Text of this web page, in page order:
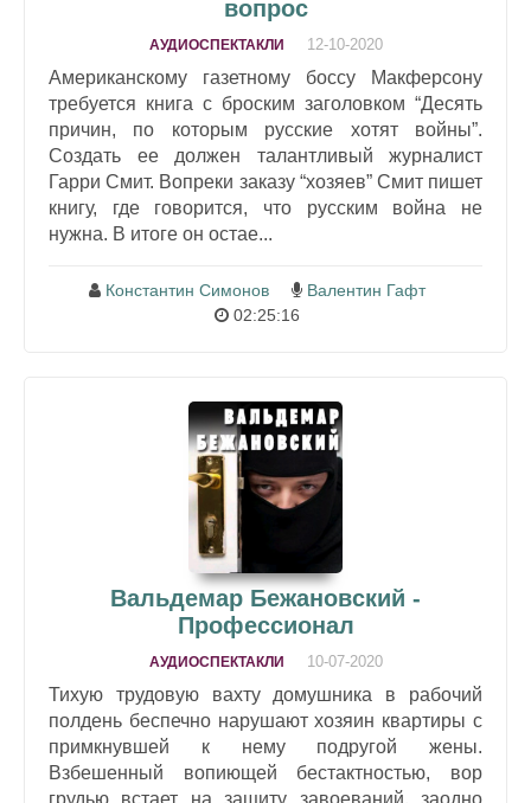
вопрос
АУДИОСПЕКТАКЛИ 12-10-2020
Американскому газетному боссу Макферсону
требуется книга с броским заголовком “Десять
причин, по которым русские хотят войны”.
Создать ее должен талантливый журналист
Гарри Смит. Вопреки заказу “хозяев” Смит пишет
книгу, где говорится, что русским война не
нужна. В итоге он остае...
Константин Симонов
Валентин Гафт
02:25:16
Вальдемар Бежановский -
Профессионал
АУДИОСПЕКТАКЛИ 10-07-2020
Тихую трудовую вахту домушника в рабочий
полдень беспечно нарушают хозяин квартиры с
примкнувшей к нему подругой жены.
Взбешенный вопиющей бестактностью, вор
грудью встает на защиту завоеваний, заодно